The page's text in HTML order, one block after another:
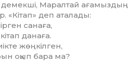
Маралтай ағамыздың
«Кітап» деп аталады:
санаға,
данаға.
жөңкілген,
оқып бара ма?